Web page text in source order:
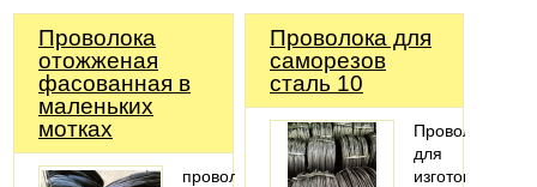
Проволока
отожженая
фасованная в
маленьких
мотках
проволока
Проволока для
саморезов
сталь 10
Проволока
для
изготовления